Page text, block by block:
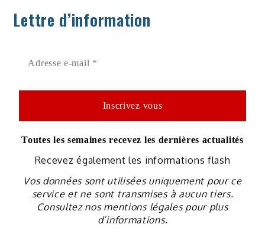
Lettre d’information
Toutes les semaines recevez les dernières actualités
Recevez également les informations flash
Vos données sont utilisées uniquement pour ce
service et ne sont transmises à aucun tiers.
Consultez nos mentions légales pour plus
d’informations.